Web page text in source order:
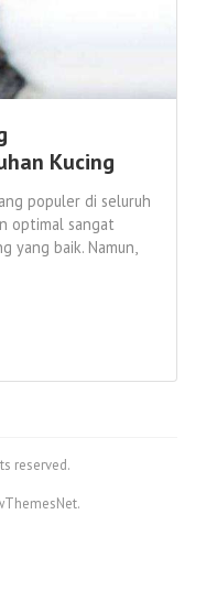
Kucing
populer di seluruh
optimal sangat
yang baik. Namun,
reserved.